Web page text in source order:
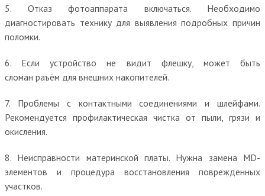
5. Отказ фотоаппарата включаться. Необходимо
диагностировать технику для выявления подробных причин
поломки.
6. Если устройство не видит флешку, может быть
сломан раъём для внешних накопителей.
7. Проблемы с контактными соединениями и шлейфами.
Рекомендуется профилактическая чистка от пыли, грязи и
окисления.
8. Неисправности материнской платы. Нужна замена MD-
элементов и процедура восстановления поврежденных
участков.